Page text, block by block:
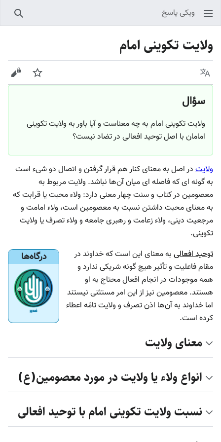
ویکی پاسخ
ولایت تکوینی امام
زبان پیگیری
سؤال
ولایت تکوینی امام به چه معناست و آیا باور به ولایت تکوینی
امامان با اصل توحید افعالی در تضاد نیست؟
ولایت در اصل به معنای کنار هم قرار گرفتن و اتصال دو شیء است
به گونه ای که فاصله ای میان آن‌ها نباشد. ولایت مربوط به
معصومین در کتاب و سنت چهار معنی دارد: ولاء محبت یا قرابت که
به معنای محبت داشتن نسبت به معصومین است، ولاء امامت و
مرجعیت دینی، ولاء زعامت و رهبری جامعه و ولاء تصرف یا ولایت
تکوینی.
درگاه‌ها توحید افعالی به معنای این است که خداوند در
مقام فاعلیت و تأثیر هیچ گونه شریکی ندارد و
همه موجودات در انجام افعال محتاج به او
هستند. معصومین نیز از این امر مستثنی نیستند
اما خداوند به آن‌ها اذن تصرف و ولایت تامّه اعطاء
کرده است.
معنای ولایت
انواع ولاء یا ولایت در مورد معصومین(ع)
نسبت ولایت تکوینی امام با توحید افعالی